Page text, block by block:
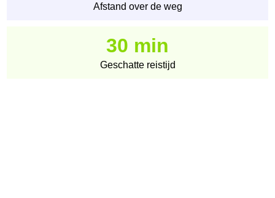
Afstand over de weg
30 min
Geschatte reistijd